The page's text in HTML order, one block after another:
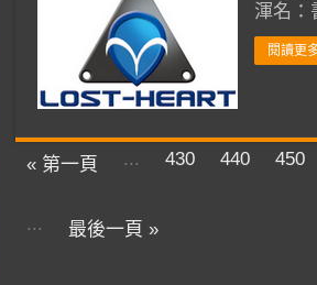
渾名
閱讀更
« 第一頁 ... 430 440 450
... 最後一頁 »